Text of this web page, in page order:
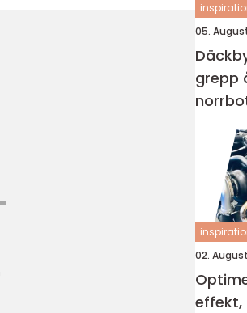
05.
grepp
02.
effekt,